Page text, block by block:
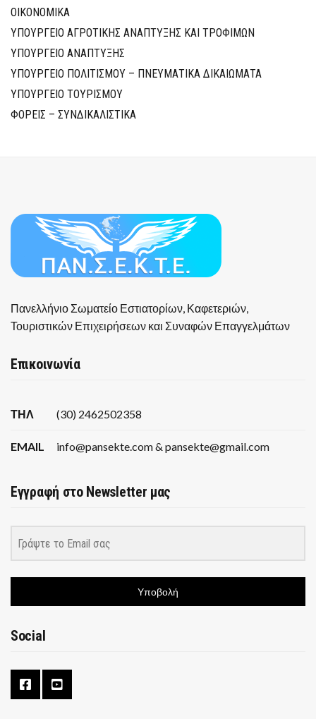
ΟΙΚΟΝΟΜΙΚΑ
ΥΠΟΥΡΓΕΙΟ ΑΓΡΟΤΙΚΗΣ ΑΝΑΠΤΥΞΗΣ ΚΑΙ ΤΡΟΦΙΜΩΝ
ΥΠΟΥΡΓΕΙΟ ΑΝΑΠΤΥΞΗΣ
ΥΠΟΥΡΓΕΙΟ ΠΟΛΙΤΙΣΜΟΥ – ΠΝΕΥΜΑΤΙΚΑ ΔΙΚΑΙΩΜΑΤΑ
ΥΠΟΥΡΓΕΙΟ ΤΟΥΡΙΣΜΟΥ
ΦΟΡΕΙΣ – ΣΥΝΔΙΚΑΛΙΣΤΙΚΑ
Πανελλήνιο Σωματείο Εστιατορίων, Καφετεριών,
Τουριστικών Επιχειρήσεων και Συναφών Επαγγελμάτων
Επικοινωνία
ΤΗΛ (30) 2462502358
EMAIL info@pansekte.com & pansekte@gmail.com
Εγγραφή στο Newsletter μας
Υποβολή
Social